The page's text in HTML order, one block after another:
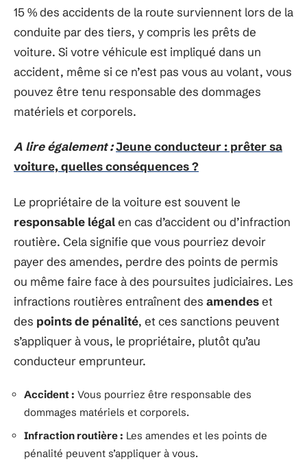
15 % des accidents de la route surviennent lors de la
conduite par des tiers, y compris les prêts de
voiture. Si votre véhicule est impliqué dans un
accident, même si ce n’est pas vous au volant, vous
pouvez être tenu responsable des dommages
matériels et corporels.
A lire également :Jeune conducteur : prêter sa
voiture, quelles conséquences ?
Le propriétaire de la voiture est souvent le
responsable légalen cas d’accident ou d’infraction
routière. Cela signifie que vous pourriez devoir
payer des amendes, perdre des points de permis
ou même faire face à des poursuites judiciaires. Les
infractions routières entraînent des amendeset
des points de pénalité, et ces sanctions peuvent
s’appliquer à vous, le propriétaire, plutôt qu’au
conducteur emprunteur.
Accident : Vous pourriez être responsable des
dommages matériels et corporels.
Infraction routière : Les amendes et les points de
pénalité peuvent s’appliquer à vous.